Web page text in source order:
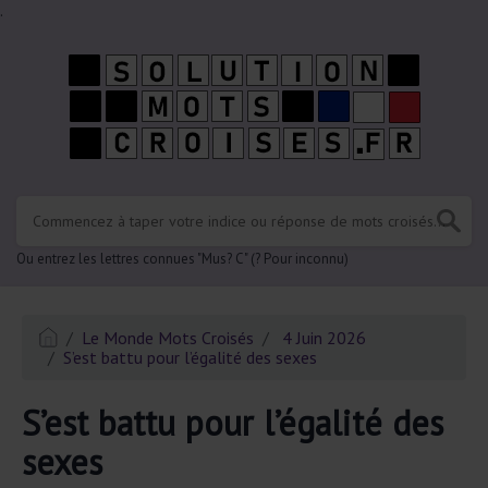
.
Ou entrez les lettres connues "Mus? C" (? Pour inconnu)
Le Monde Mots Croisés
4 Juin 2026
S’est battu pour l’égalité des sexes
S’est battu pour l’égalité des
sexes